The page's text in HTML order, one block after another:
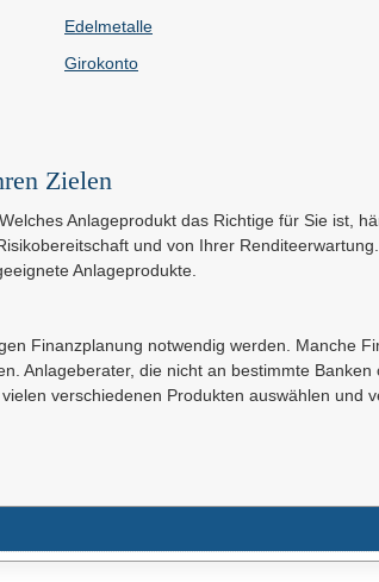
Edelmetalle
Giro­konto
Zielen
Anlageprodukt das Richtige für Sie ist,
und von Ihrer
Anlageprodukte.
Finanzplanung notwendig werden. Manche
Anlageberater, die nicht an bestimmte
verschiedenen Produkten auswählen und